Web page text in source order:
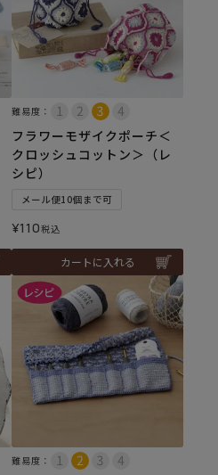
難易度：
フラワーモザイクポーチ＜
クロッシュコットン＞（レ
シピ）
メール便10個まで可
¥110税込
カートに入れる
難易度：